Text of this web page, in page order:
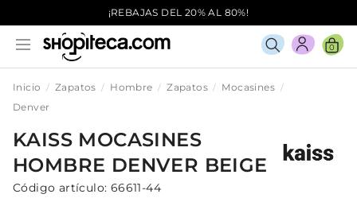
¡REBAJAS DEL 20% AL 80%!
0
Inicio Zapatos Hombre Zapatos
Mocasines
Denver
KAISS MOCASINES
HOMBRE DENVER BEIGE
Código artículo: 66611-44